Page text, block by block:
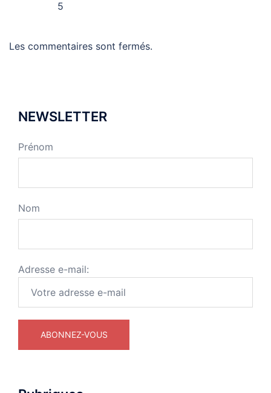
5
Les commentaires sont fermés.
NEWSLETTER
Prénom
Nom
Adresse e-mail: